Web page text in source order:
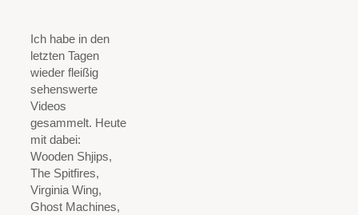
Ich habe in den
letzten Tagen
wieder fleißig
sehenswerte
Videos
gesammelt. Heute
mit dabei:
Wooden Shjips,
The Spitfires,
Virginia Wing,
Ghost Machines,